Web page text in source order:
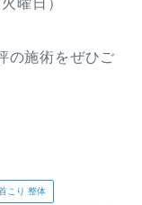
曜日）
の施術をぜひご
こり 整体